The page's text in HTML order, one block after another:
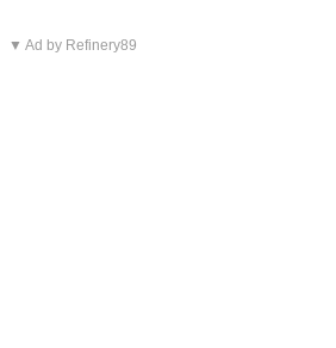
▼ Ad by Refinery89